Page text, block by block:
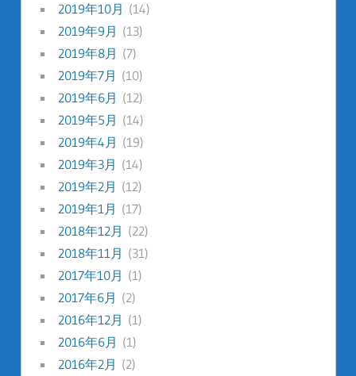
2019年10月 (14)
2019年9月 (13)
2019年8月 (7)
2019年7月 (10)
2019年6月 (12)
2019年5月 (14)
2019年4月 (19)
2019年3月 (14)
2019年2月 (12)
2019年1月 (17)
2018年12月 (22)
2018年11月 (31)
2017年10月 (1)
2017年6月 (2)
2016年12月 (1)
2016年6月 (1)
2016年2月 (2)